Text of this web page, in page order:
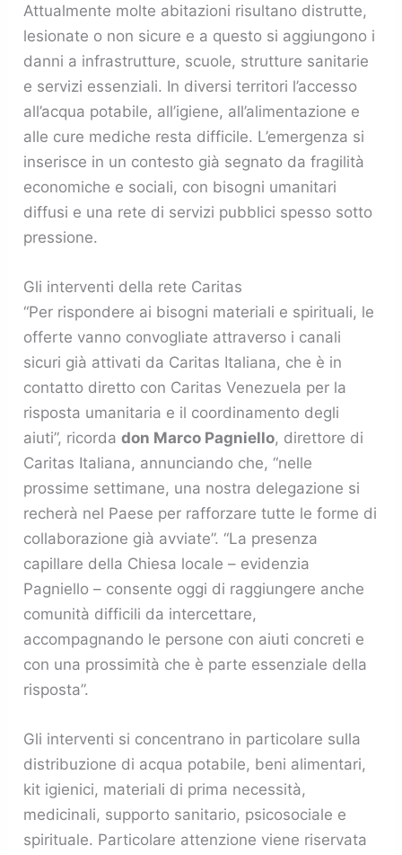
Attualmente molte abitazioni risultano distrutte,
lesionate o non sicure e a questo si aggiungono i
danni a infrastrutture, scuole, strutture sanitarie
e servizi essenziali. In diversi territori l’accesso
all’acqua potabile, all’igiene, all’alimentazione e
alle cure mediche resta difficile. L’emergenza si
inserisce in un contesto già segnato da fragilità
economiche e sociali, con bisogni umanitari
diffusi e una rete di servizi pubblici spesso sotto
pressione.
Gli interventi della rete Caritas
“Per rispondere ai bisogni materiali e spirituali, le
offerte vanno convogliate attraverso i canali
sicuri già attivati da Caritas Italiana, che è in
contatto diretto con Caritas Venezuela per la
risposta umanitaria e il coordinamento degli
aiuti”, ricordadon Marco Pagniello, direttore di
Caritas Italiana, annunciando che, “nelle
prossime settimane, una nostra delegazione si
recherà nel Paese per rafforzare tutte le forme di
collaborazione già avviate”. “La presenza
capillare della Chiesa locale – evidenzia
Pagniello – consente oggi di raggiungere anche
comunità difficili da intercettare,
accompagnando le persone con aiuti concreti e
con una prossimità che è parte essenziale della
risposta”.
Gli interventi si concentrano in particolare sulla
distribuzione di acqua potabile, beni alimentari,
kit igienici, materiali di prima necessità,
medicinali, supporto sanitario, psicosociale e
spirituale. Particolare attenzione viene riservata